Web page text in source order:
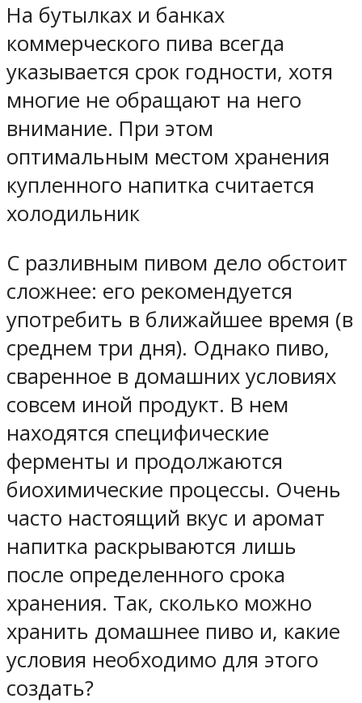
На бутылках и банках
коммерческого пива всегда
указывается срок годности, хотя
многие не обращают на него
внимание. При этом
оптимальным местом хранения
купленного напитка считается
холодильник
С разливным пивом дело обстоит
сложнее: его рекомендуется
употребить в ближайшее время (в
среднем три дня). Однако пиво,
сваренное в домашних условиях
совсем иной продукт. В нем
находятся специфические
ферменты и продолжаются
биохимические процессы. Очень
часто настоящий вкус и аромат
напитка раскрываются лишь
после определенного срока
хранения. Так, сколько можно
хранить домашнее пиво и, какие
условия необходимо для этого
создать?